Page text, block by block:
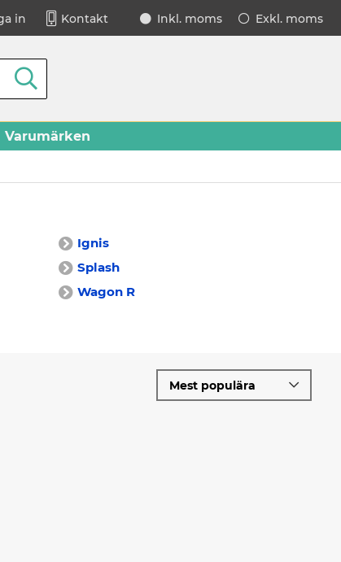
in Kontakt Exkl. moms
Inkl. moms
Varumärken
Ignis
Splash
Wagon R